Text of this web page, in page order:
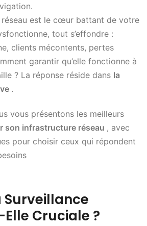
est le cœur battant de votre
tout s’effondre :
clients mécontents, pertes
garantir qu’elle fonctionne à
? La réponse réside dans la
.
vous présentons les meilleurs
son infrastructure réseau , avec
pour choisir ceux qui répondent
Surveillance
Cruciale ?